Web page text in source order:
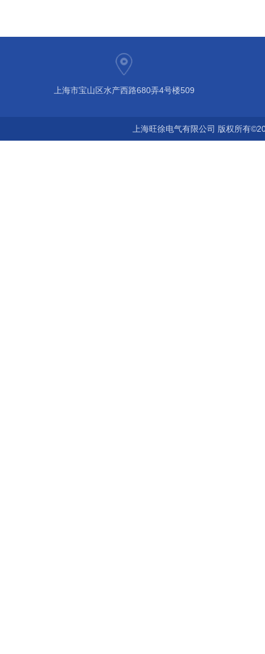
上海市宝山区水产西路680弄4号楼509
上海旺徐电气有限公司 版权所有